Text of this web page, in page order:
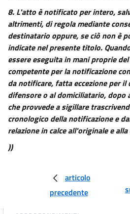
33 sexies
33 septies
33 octies
33 novies
Capo VII
INCOMPATIBILITÀ, ASTENSIONE E
34
35
36
8. L'atto è notificato per intero,
altrimenti, di regola mediante
destinatario oppure, se ciò non è
indicate nel presente titolo.
essere eseguita in mani proprie
competente per la notificazione
da notificare, fatta eccezione per il
difensore o al domiciliatario, dopo
che provvede a sigillare
cronologico della notificazione e
relazione in calce all'originale e
))
articolo
precedente